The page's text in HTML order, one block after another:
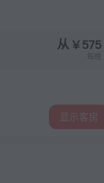
从 ¥ 575
显示客房